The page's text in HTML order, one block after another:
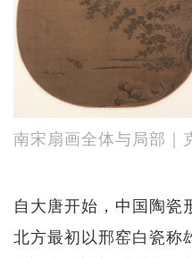
南宋扇画全体与局部｜
自大唐开始，中国陶瓷
北方最初以邢窑白瓷称